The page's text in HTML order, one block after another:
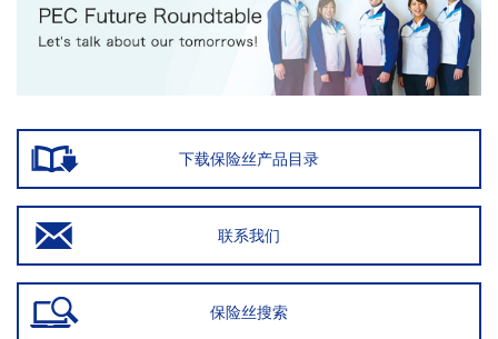
下载保险丝产品目录
联系我们
保险丝搜索